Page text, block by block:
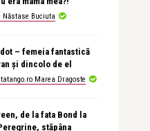
Năstase Buciuta
– femeia fantastică
și dincolo de el
Marea Dragoste
de la fata Bond la
stăpâna